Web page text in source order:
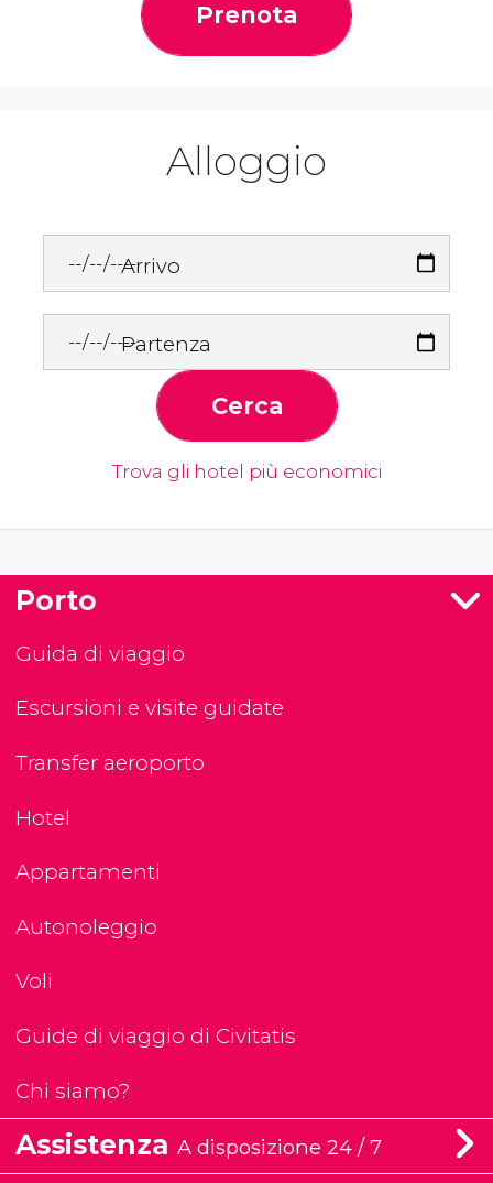
Prenota
Alloggio
Arrivo
Partenza
Cerca
Trova gli hotel più economici
Porto
Guida di viaggio
Escursioni e visite guidate
Transfer aeroporto
Hotel
Appartamenti
Autonoleggio
Voli
Guide di viaggio di Civitatis
Chi siamo?
Assistenza A disposizione 24 / 7